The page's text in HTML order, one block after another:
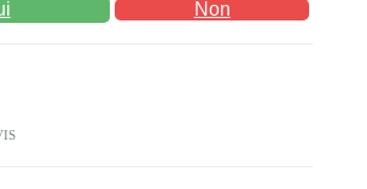
Non